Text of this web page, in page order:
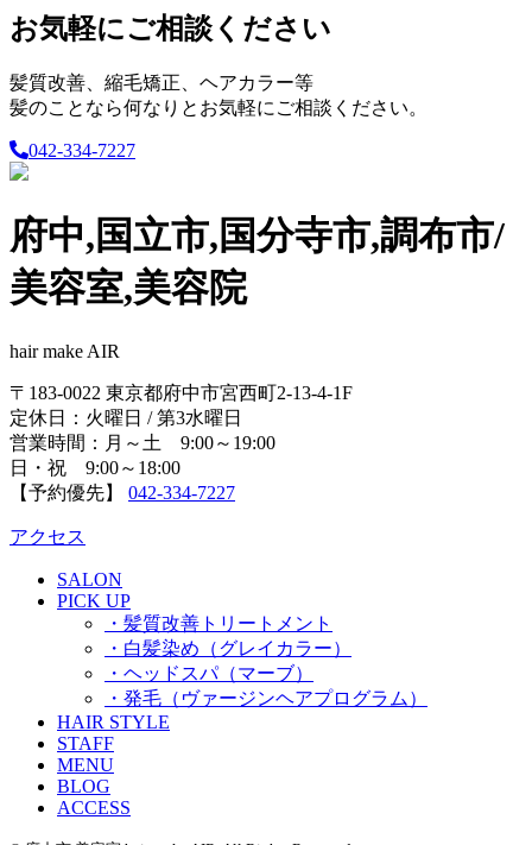
お気軽にご相談ください
髪質改善、縮毛矯正、ヘアカラー等
髪のことなら何なりとお気軽にご相談ください。
042-334-7227
府中,国立市,国分寺市,調布市/
美容室,美容院
hair make AIR
〒183-0022 東京都府中市宮西町2-13-4-1F
定休日：火曜日 / 第3水曜日
営業時間：月～土 9:00～19:00
日・祝 9:00～18:00
【予約優先】 042-334-7227
アクセス
SALON
PICK UP
・髪質改善トリートメント
・白髪染め（グレイカラー）
・ヘッドスパ（マーブ）
・発毛（ヴァージンヘアプログラム）
HAIR STYLE
STAFF
MENU
BLOG
ACCESS